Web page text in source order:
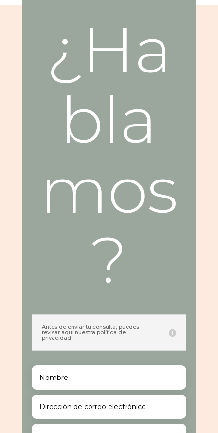
¿Ha
bla
mos
?
Antes de envíar tu consulta, puedes
revisar aquí nuestra política de
privacidad